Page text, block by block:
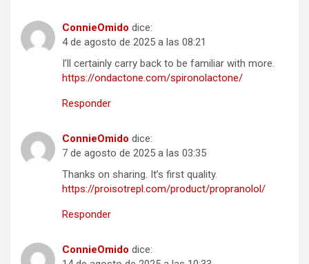
ConnieOmido dice:
4 de agosto de 2025 a las 08:21
I’ll certainly carry back to be familiar with more.
https://ondactone.com/spironolactone/
Responder
ConnieOmido dice:
7 de agosto de 2025 a las 03:35
Thanks on sharing. It’s first quality.
https://proisotrepl.com/product/propranolol/
Responder
ConnieOmido dice: